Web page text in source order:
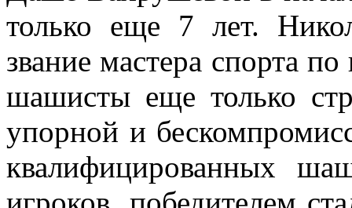
только еще 7 лет.
звание мастера спорта
шашисты еще только
упорной и
квалифицированных